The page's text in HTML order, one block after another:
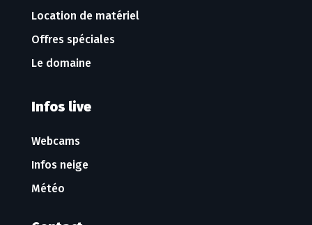
Location de matériel
Offres spéciales
Le domaine
Infos live
Webcams
Infos neige
Météo